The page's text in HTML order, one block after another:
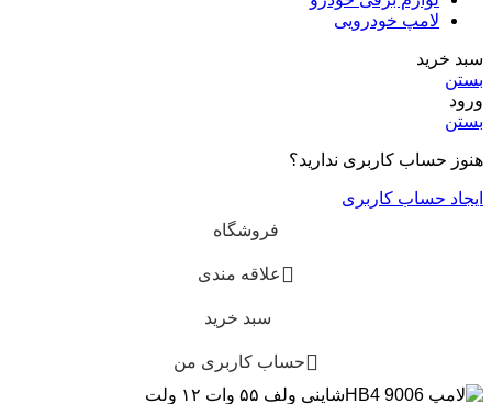
لامپ خودرویی
سبد خرید
بستن
ورود
بستن
هنوز حساب کاربری ندارید؟
ایجاد حساب کاربری
فروشگاه
علاقه مندی
سبد خرید
حساب کاربری من